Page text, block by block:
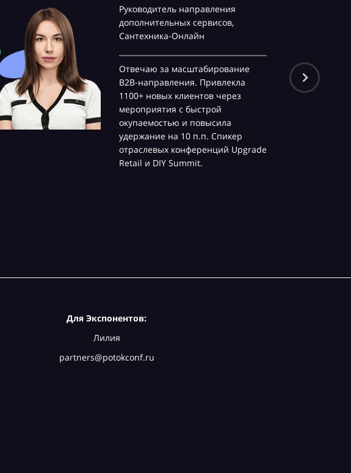
Руководитель направления
дополнительных сервисов,
Сантехника-Онлайн
Отвечаю за масштабирование
B2B-направления. Привлекла
1100+ новых клиентов через
мероприятия с быстрой
окупаемостью и повысила
удержание на 10 п.п. Спикер
отраслевых конференций Upgrade
Retail и DIY Summit.
Для Экспонентов:
Лилия
partners@potokconf.ru